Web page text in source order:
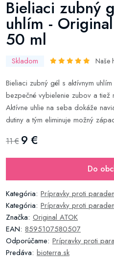
Bieliaci zubný
uhlím -
50 ml
Skladom Naše
Bieliaci zubný gél s aktívnym
bezpečné vybielenie zubov a tiež
Aktívne uhlie na seba dokáže
dutiny a tým eliminuje možný
11 € 9 €
Do
Kategória: Prípravky proti
Kategória: Prípravky proti
Značka: Original ATOK
EAN: 8595107580507
Odporúčame: Prípravky proti
Predáva: bioterra.sk